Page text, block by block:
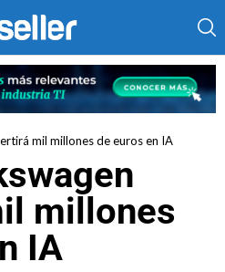
mil millones de euros en IA
millones
IA